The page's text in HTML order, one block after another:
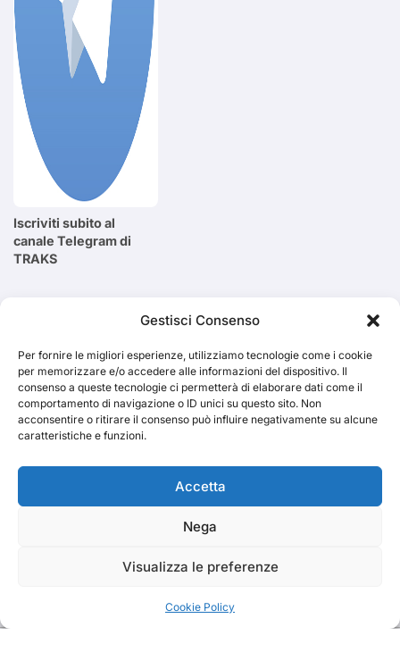
Gestisci Consenso
Per fornire le migliori esperienze, utilizziamo tecnologie come i cookie
per memorizzare e/o accedere alle informazioni del dispositivo. Il
consenso a queste tecnologie ci permetterà di elaborare dati come il
comportamento di navigazione o ID unici su questo sito. Non
acconsentire o ritirare il consenso può influire negativamente su alcune
caratteristiche e funzioni.
Accetta
Nega
Visualizza le preferenze
Cookie Policy
Iscriviti subito al
canale Telegram di
TRAKS
Cerca
TRAKS
Dal 2014 musica indipendente ed emergente